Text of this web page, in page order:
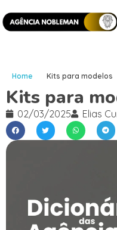
Home Kits para modelos
Kits para
02/03/2025 Elias